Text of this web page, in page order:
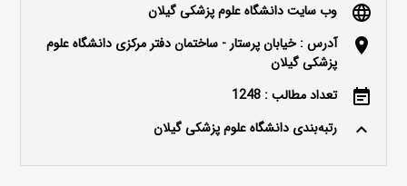
language وب سایت دانشگاه علوم پزشکی گیلان
location_on
آدرس : خیابان پرستار - ساختمان دفتر مرکزی دانشگاه علوم
پزشکی گیلان
event_note تعداد مطالب : 1248
keyboard_arrow_up رتبه‌بندی دانشگاه علوم پزشکی گیلان